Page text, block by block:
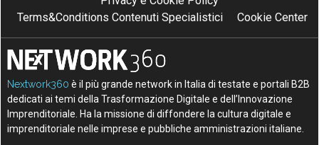
Terms&Conditions Contenuti Specialistici
Cookie Center
Nextwork360 è il più grande network in Italia di testate e portali B2B
dedicati ai temi della Trasformazione Digitale e dell’Innovazione
Imprenditoriale. Ha la missione di diffondere la cultura digitale e
imprenditoriale nelle imprese e pubbliche amministrazioni italiane.